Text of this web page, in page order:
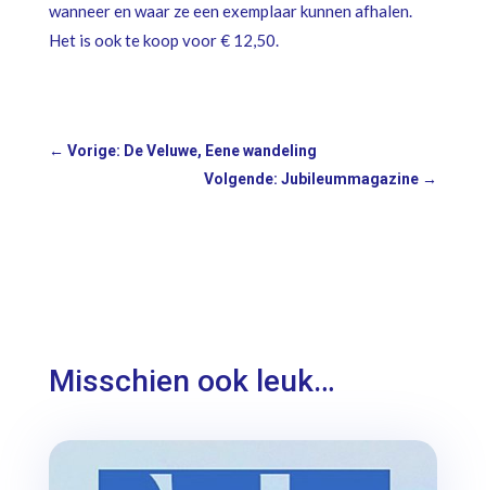
wanneer en waar ze een exemplaar kunnen afhalen.
Het is ook te koop voor € 12,50.
← Vorige: De Veluwe, Eene wandeling
Volgende: Jubileummagazine →
Misschien ook leuk…